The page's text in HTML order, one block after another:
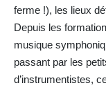
ferme !), les lieux
Depuis les
musique
passant par les
d’instrumentistes,